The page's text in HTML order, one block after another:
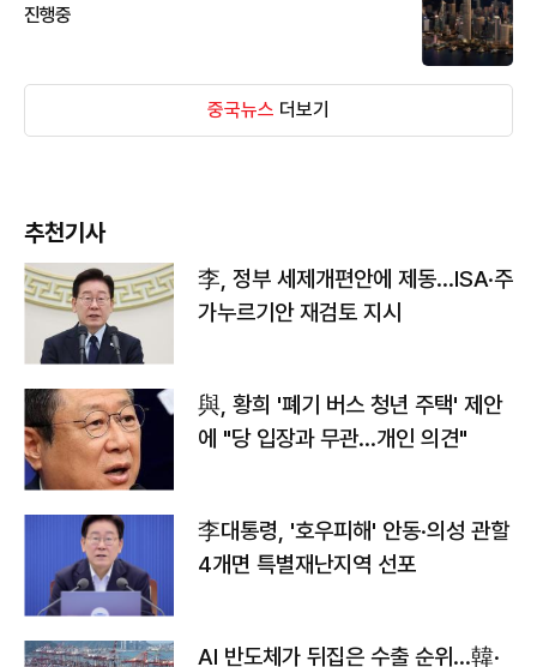
진행중
중국뉴스 더보기
추천기사
李, 정부 세제개편안에 제동…ISA·주
가누르기안 재검토 지시
與, 황희 '폐기 버스 청년 주택' 제안
에 "당 입장과 무관…개인 의견"
李대통령, '호우피해' 안동·의성 관할
4개면 특별재난지역 선포
AI 반도체가 뒤집은 수출 순위…韓·